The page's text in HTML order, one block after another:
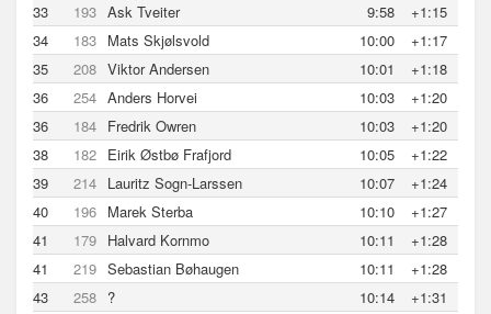
33
193 Ask Tveiter 9:58
+1:15
34
183 Mats Skjølsvold 10:00
+1:17
35
208 Viktor Andersen 10:01
+1:18
36
254 Anders Horvei 10:03
+1:20
36
184 Fredrik Owren 10:03
+1:20
38
182 Eirik Østbø Frafjord 10:05
+1:22
39
214 Lauritz Sogn-Larssen 10:07
+1:24
40
196 Marek Sterba 10:10
+1:27
41
179 Halvard Kornmo 10:11
+1:28
41
219 Sebastian Bøhaugen 10:11
+1:28
43
258 ? 10:14
+1:31